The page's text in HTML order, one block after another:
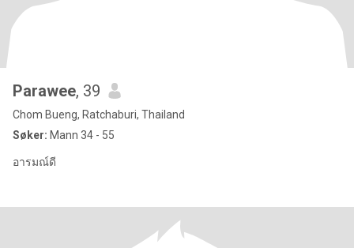
Parawee, 39
Chom Bueng, Ratchaburi, Thailand
Søker: Mann 34 - 55
อารมณ์ดี